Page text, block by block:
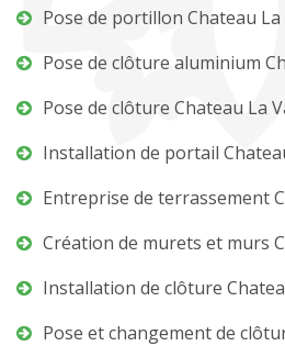
Pose de portillon Chateau La
Pose de clôture aluminium
Pose de clôture Chateau La
Installation de portail
Entreprise de terrassement
Création de murets et murs
Installation de clôture
Pose et changement de